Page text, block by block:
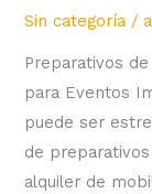
Sin categoría /
Preparativos
para Eventos
puede ser
de
alquiler de
Alquiler
Mobiliario
para
Eventos
Impecables